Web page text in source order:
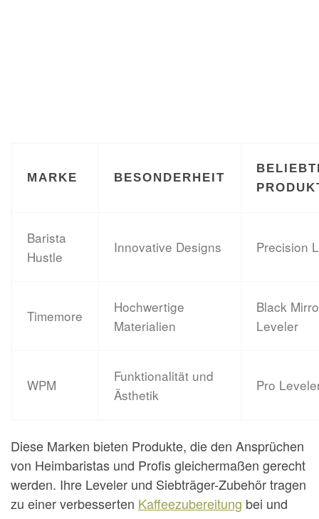
MARKE BESONDERHEIT
Barista
Hustle
Innovative Designs Precision
Timemore
Hochwertige
Materialien
Black
Leveler
WPM
Funktionalität und
Ästhetik
Pro
Diese Marken bieten Produkte, die den Ansprüchen
von Heimbaristas und Profis gleichermaßen gerecht
werden. Ihre Leveler und Siebträger-Zubehör tragen
zu einer verbesserten Kaffeezubereitung bei und